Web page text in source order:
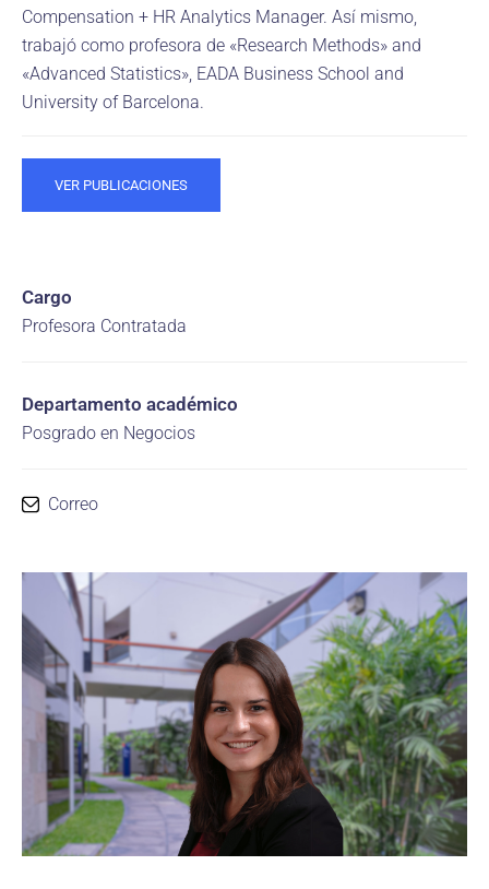
Compensation + HR Analytics Manager. Así mismo,
trabajó como profesora de «Research Methods» and
«Advanced Statistics», EADA Business School and
University of Barcelona.
VER PUBLICACIONES
Cargo
Profesora Contratada
Departamento académico
Posgrado en Negocios
Correo